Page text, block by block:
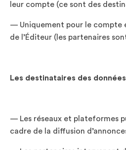
leur compte (ce sont des
— Uniquement pour le compte
de l’Éditeur (les partenaires
Les destinataires des
— Les réseaux et plateformes
cadre de la diffusion